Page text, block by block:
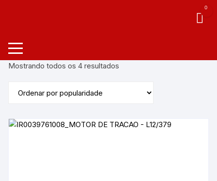
0
Mostrando todos os 4 resultados